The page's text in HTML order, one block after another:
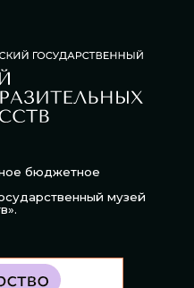
бюджетное
музей